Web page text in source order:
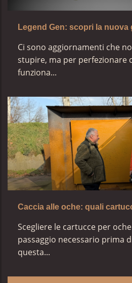
Legend Gen: scopri la nuova
Ci sono aggiornamenti che
stupire, ma per perfezionare
funziona...
Caccia alle oche: quali
Scegliere le cartucce per
passaggio necessario prima
questa...